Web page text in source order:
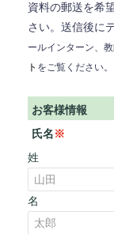
資料の郵送を希
さい。送信後に
ールインターン、
ト をご覧ください。
お客様情報
氏名※
姓
名